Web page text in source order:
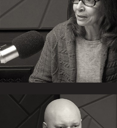
Андрей Фурсов
История, философия,
социология